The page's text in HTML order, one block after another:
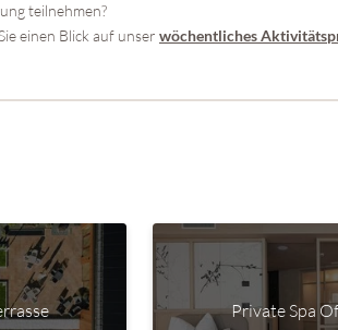
teilnehmen?
einen Blick auf unser wöchentliches
Private Spa